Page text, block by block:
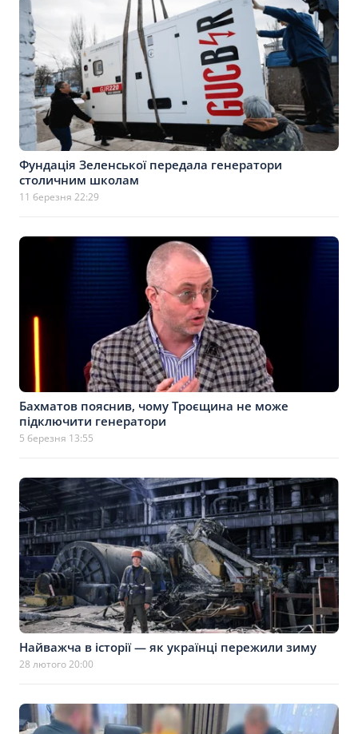
Фундація Зеленської передала генератори
столичним школам
11 березня 22:29
Бахматов пояснив, чому Троєщина не може
підключити генератори
5 березня 13:55
Найважча в історії — як українці пережили зиму
28 лютого 20:00